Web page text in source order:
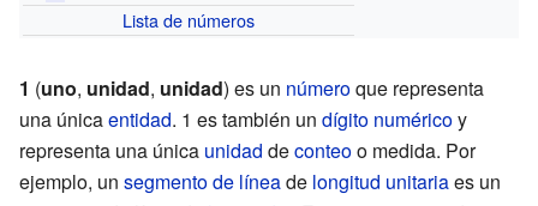
Lista de números
1 (uno, unidad, unidad) es un númeroque representa
una únicaentidad. 1 es también un dígito numéricoy
representa una única unidad deconteoo medida. Por
ejemplo, un segmento de líneade longitud unitariaes un